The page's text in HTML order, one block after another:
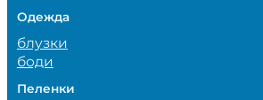
Одежда
блузки
боди
Пеленки